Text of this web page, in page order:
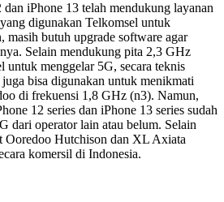
iPhone 13 telah mendukung layanan
digunakan Telkomsel untuk
butuh upgrade software agar
Selain mendukung pita 2,3 GHz
untuk menggelar 5G, secara teknis
bisa digunakan untuk menikmati
di frekuensi 1,8 GHz (n3). Namun,
12 series dan iPhone 13 series sudah
dari operator lain atau belum. Selain
Ooredoo Hutchison dan XL Axiata
komersil di Indonesia.